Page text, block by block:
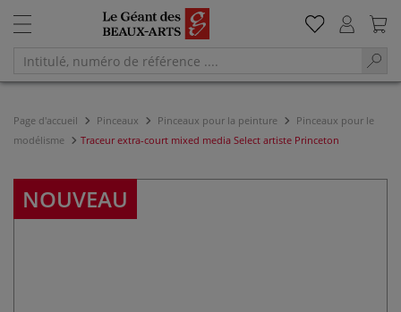
Page d'accueil Pinceaux Pinceaux pour la peinture
Pinceaux pour le
modélisme
Traceur extra-court mixed media Select artiste Princeton
NOUVEAU